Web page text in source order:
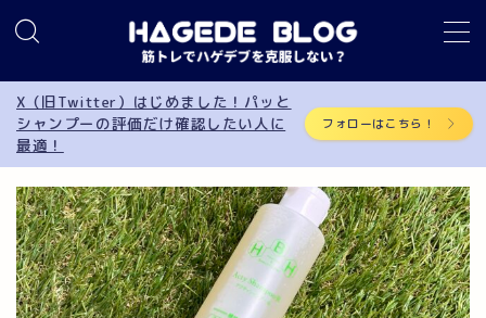
MENU
筋トレ
AGA
サプリメント
X（旧Twitter）はじめました！パッと
シャンプーの評価だけ確認したい人に
最適！
フォローはこちら！